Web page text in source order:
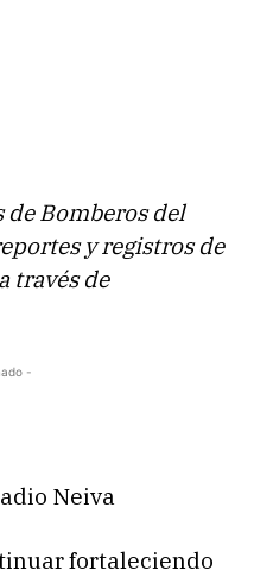
de Bomberos del
y registros de
través de
-
Neiva
fortaleciendo